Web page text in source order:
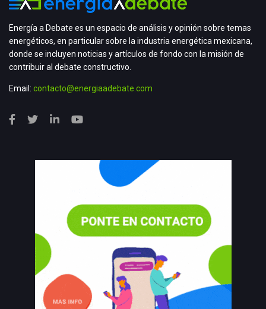
Energía a Debate es un espacio de análisis y opinión sobre temas
energéticos, en particular sobre la industria energética mexicana,
donde se incluyen noticias y artículos de fondo con la misión de
contribuir al debate constructivo.
Email: contacto@energiaadebate.com